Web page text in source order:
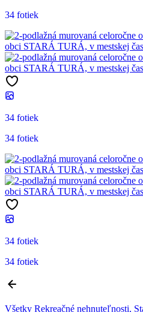
34 fotiek
34 fotiek
34 fotiek
34 fotiek
34 fotiek
Všetky Rekreačné nehnuteľnosti,